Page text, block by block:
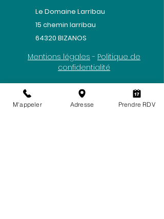
Le Domaine Larribau
​15 chemin larribau
64320 BIZANOS
Mentions légales - Politique de
confidentialité
M'appeler Adresse Prendre RDV